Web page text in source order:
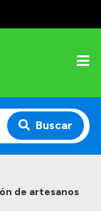
Buscar
de artesanos